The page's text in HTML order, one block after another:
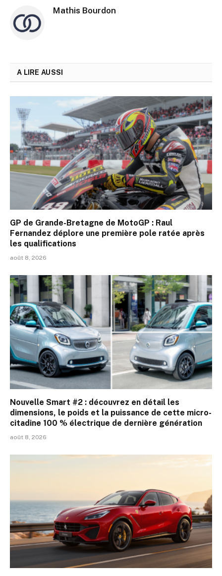
Mathis Bourdon
A LIRE AUSSI
GP de Grande-Bretagne de MotoGP : Raul
Fernandez déplore une première pole ratée après
les qualifications
août 8, 2026
Nouvelle Smart #2 : découvrez en détail les
dimensions, le poids et la puissance de cette micro-
citadine 100 % électrique de dernière génération
août 8, 2026